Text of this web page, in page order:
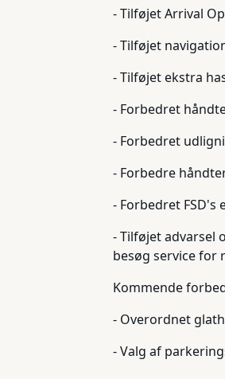
- Tilføjet Arrival
- Tilføjet
- Tilføjet ekstra
- Forbedret
- Forbedret
- Forbedre
- Forbedret
- Tilføjet advarsel
besøg service for
Kommende
- Overordnet
- Valg af